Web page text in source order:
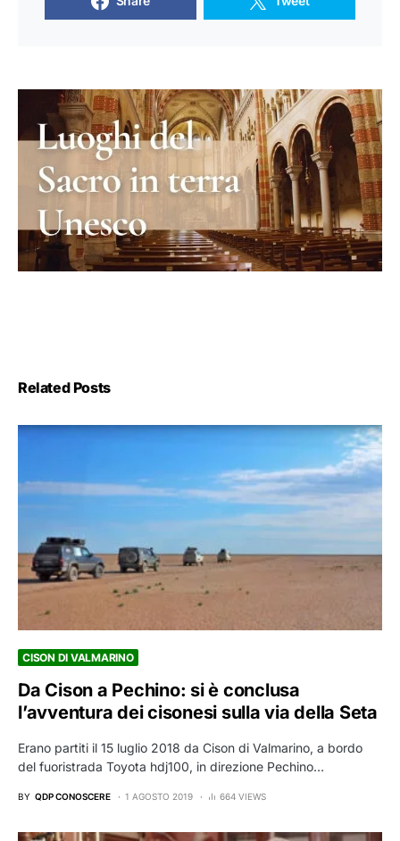
Related Posts
CISON DI VALMARINO
Da Cison a Pechino: si è conclusa
l’avventura dei cisonesi sulla via della Seta
Erano partiti il 15 luglio 2018 da Cison di Valmarino, a bordo
del fuoristrada Toyota hdj100, in direzione Pechino…
BY QDP CONOSCERE 1 AGOSTO 2019 664 VIEWS